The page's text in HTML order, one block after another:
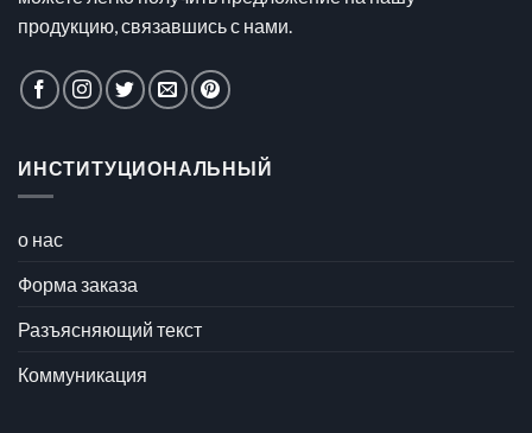
продукцию, связавшись с нами.
ИНСТИТУЦИОНАЛЬНЫЙ
о нас
Форма заказа
Разъясняющий текст
Коммуникация